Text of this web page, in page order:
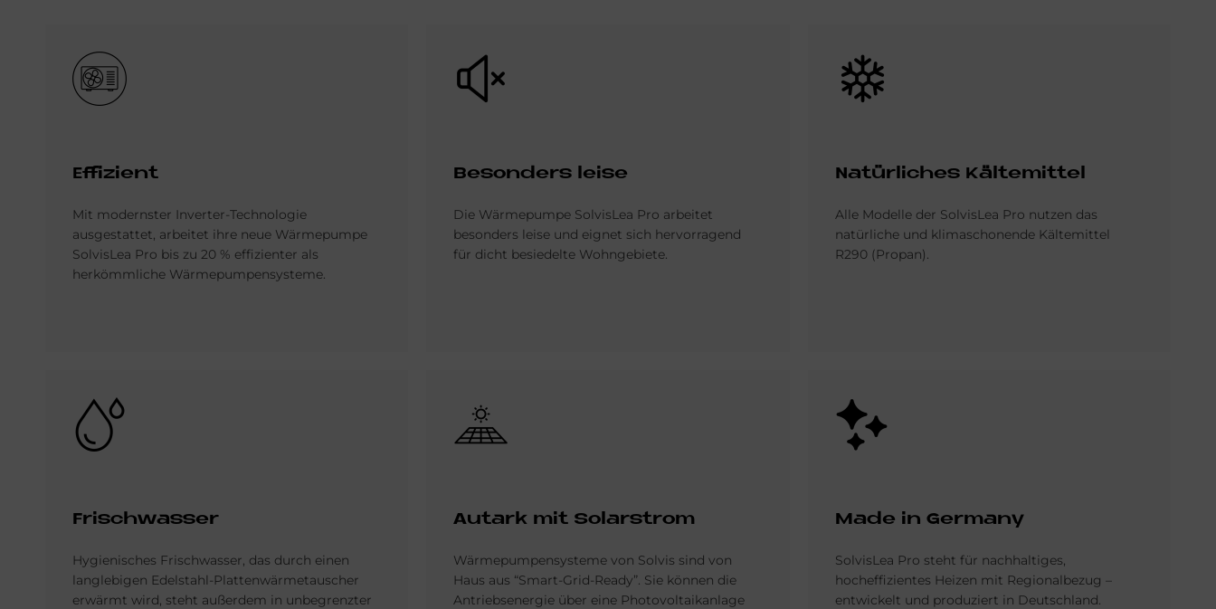
Bild
Ef­fi­zi­ent
Mit modernster Inverter-Technologie
ausgestattet, arbeitet ihre neue Wärmepumpe
SolvisLea Pro bis zu 20 % effizienter als
herkömmliche Wärmepumpensysteme.
Bild
Be­son­ders lei­se
Die Wärmepumpe SolvisLea Pro arbeitet
besonders leise und eignet sich hervorragend
für dicht besiedelte Wohngebiete.
Bild
Na­tür­li­ches Käl­te­mit­tel
Alle Modelle der SolvisLea Pro nutzen das
natürliche und klimaschonende Kältemittel
R290 (Propan).
Bild
Frisch­was­ser
Hygienisches Frischwasser, das durch einen
langlebigen Edelstahl-Plattenwärmetauscher
erwärmt wird, steht außerdem in unbegrenzter
Bild
Aut­ark mit So­lar­strom
Wärmepumpensysteme von Solvis sind von
Haus aus “Smart-Grid-Ready”. Sie können die
Antriebsenergie über eine Photovoltaikanlage
Bild
Made in Ger­ma­ny
SolvisLea Pro steht für nachhaltiges,
hocheffizientes Heizen mit Regionalbezug –
entwickelt und produziert in Deutschland.